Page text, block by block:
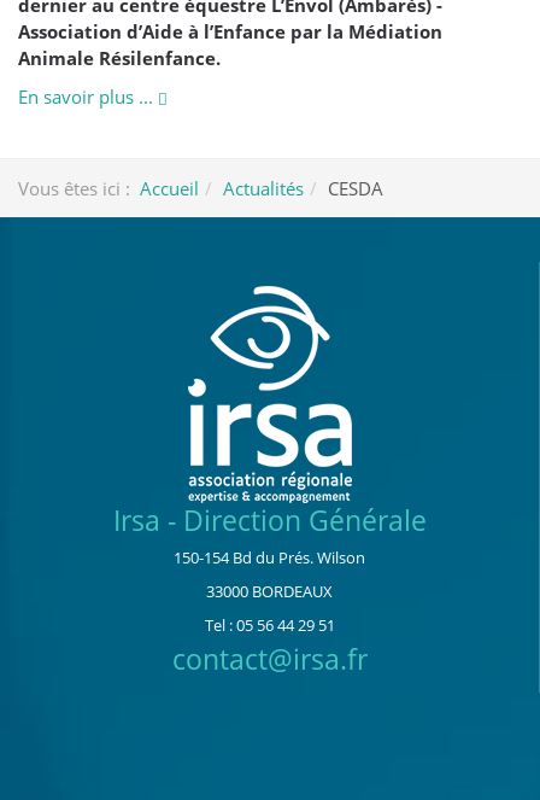
dernier au centre équestre L’Envol (Ambarès) -
Association d’Aide à l’Enfance par la Médiation
Animale Résilenfance.
En savoir plus ...
Vous êtes ici : Accueil Actualités CESDA
Irsa - Direction Générale
150-154 Bd du Prés. Wilson
33000 BORDEAUX
Tel : 05 56 44 29 51
contact@irsa.fr